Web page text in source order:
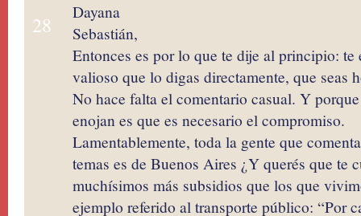
28
Dayana
Sebastián,
Entonces es por lo que te dije al principio:
valioso que lo digas directamente, que seas
No hace falta el comentario casual. Y
enojan es que es necesario el compromiso.
Lamentablemente, toda la gente que
temas es de Buenos Aires ¿Y querés que te
muchísimos más subsidios que los que
ejemplo referido al transporte público: “Por